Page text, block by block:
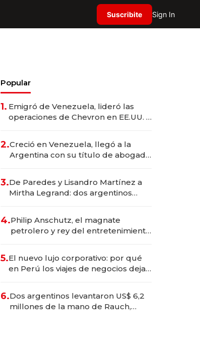
Suscribite Sign In
Popular
1. Emigró de Venezuela, lideró las
operaciones de Chevron en EE.UU. y
2.Creció en Venezuela, llegó a la
Argentina con su título de abogado
marcas "fast premium"
3.De Paredes y Lisandro Martínez a
Mirtha Legrand: dos argentinos
4.Philip Anschutz, el magnate
petrolero y rey del entretenimiento
5.El nuevo lujo corporativo: por qué
en Perú los viajes de negocios dejan
en experiencias transformadoras
6.Dos argentinos levantaron US$ 6,2
millones de la mano de Rauch,